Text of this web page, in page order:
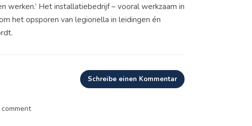
werken.’ Het installatiebedrijf – vooral werkzaam in
het opsporen van legionella in leidingen én
Schreibe einen Kommentar